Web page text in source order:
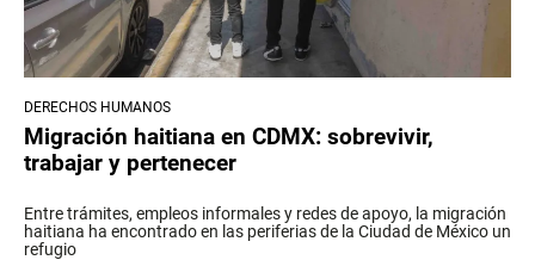
DERECHOS HUMANOS
Migración haitiana en CDMX: sobrevivir,
trabajar y pertenecer
Entre trámites, empleos informales y redes de apoyo, la migración
haitiana ha encontrado en las periferias de la Ciudad de México un
refugio